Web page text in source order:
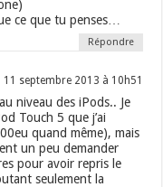
ce que tu penses…
Répondre
11 septembre 2013 à 10h51
niveau des iPods.. Je
Touch 5 que j’ai
quand même), mais
un peu demander
pour avoir repris le
seulement la